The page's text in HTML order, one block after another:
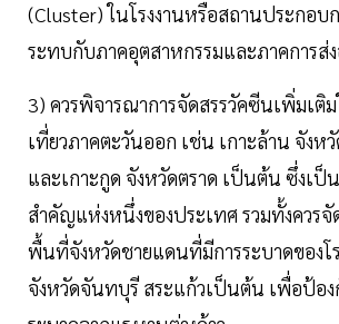
(Cluster) ในโรงงานหรือสถานประกอบ
ระทบกับภาคอุตสาหกรรมและภาคการส่
3) ควรพิจารณาการจัดสรรวัคซีนเพิ่มเ
เที่ยวภาคตะวันออก เช่น เกาะล้าน จังห
และเกาะกูด จังหวัดตราด เป็นต้น ซึ่งเ
สำคัญแห่งหนึ่งของประเทศ รวมทั้งควรจั
พื้นที่จังหวัดชายแดนที่มีการระบาดของโ
จังหวัดจันทบุรี สระแก้วเป็นต้น เพื่อป้อ